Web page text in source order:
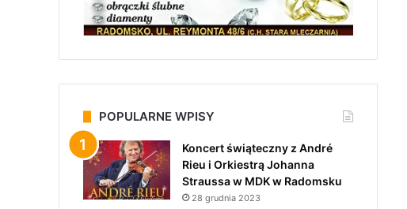
POPULARNE WPISY
Koncert świąteczny z André
Rieu i Orkiestrą Johanna
Straussa w MDK w Radomsku
28 grudnia 2023